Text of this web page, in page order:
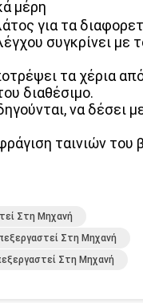
μέρη
για τα
συγκρίνει με
τα χέρια
διαθέσιμο.
να δέσει
ταινιών του
Στη Μηχανή
Στη Μηχανή
Στη Μηχανή